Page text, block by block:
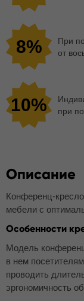
8%
При
от
10%
при
Описание
Конференц-
мебели с
Особенности
Модель
в нем
проводить
эргономичность